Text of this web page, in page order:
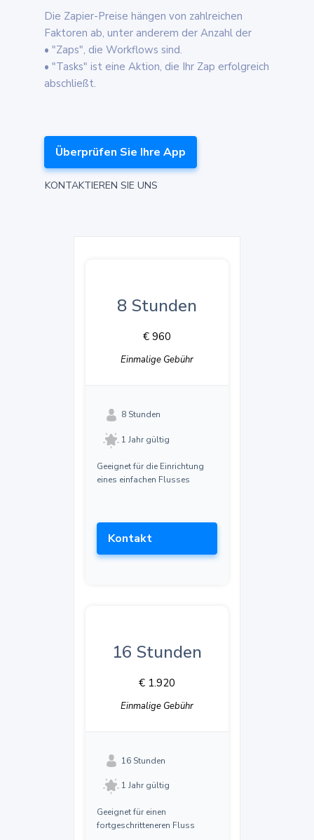
Die Zapier-Preise hängen von zahlreichen
Faktoren ab, unter anderem der Anzahl der
• "Zaps", die Workflows sind.
• "Tasks" ist eine Aktion, die Ihr Zap erfolgreich
abschließt.
Überprüfen Sie Ihre App
KONTAKTIEREN SIE UNS
8 Stunden
€ 960
Einmalige Gebühr
8 Stunden
1 Jahr gültig
Geeignet für die Einrichtung
eines einfachen Flusses
Kontakt
16 Stunden
€ 1.920
Einmalige Gebühr
16 Stunden
1 Jahr gültig
Geeignet für einen
fortgeschritteneren Fluss